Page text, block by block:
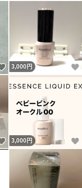
いいね！
3,000 円
いいね！
3,000 円